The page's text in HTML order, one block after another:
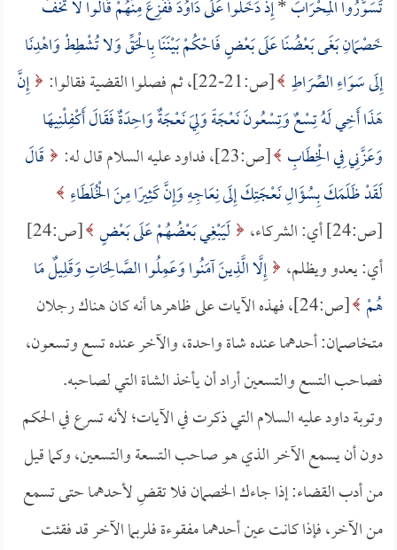
تَسَوَّرُوا الْمِحْرَابَ*إِذْ دَخَلُوا عَلَى دَاوُدَ فَفَزِعَ مِنْهُمْ قَالُوا لا تَخَفْ
خَصْمَانِ بَغَى بَعْضُنَا عَلَى بَعْضٍ فَاحْكُمْ بَيْنَنَا بِالْحَقِّ وَلا تُشْطِطْ وَاهْدِنَا
إِلَى سَوَاءِ الصِّرَاطِ [ص:21-22]، ثم فصلوا القضية فقالوا:
إِنَّ
هَذَا أَخِي لَهُ تِسْعٌ وَتِسْعُونَ نَعْجَةً وَلِيَ نَعْجَةٌ وَاحِدَةٌ فَقَالَ أَكْفِلْنِيهَا
وَعَزَّنِي فِي الْخِطَابِ [ص:23]، فداود عليه السلام قال له:
قَالَ
لَقَدْ ظَلَمَكَ بِسُؤَالِ نَعْجَتِكَ إِلَى نِعَاجِهِ وَإِنَّ كَثِيرًا مِنَ الْخُلَطَاءِ
[ص:24] أي: الشركاء،
لَيَبْغِي بَعْضُهُمْ عَلَى بَعْضٍ
[ص:24]
أي: يعدو ويظلم، إِلَّا الَّذِينَ آمَنُوا وَعَمِلُوا الصَّالِحَاتِ وَقَلِيلٌ مَا
هُمْ
[ص:24]، فهذه الآيات على ظاهرها أنه كان هناك رجلان
متخاصمان: أحدهما عنده شاة واحدة، والآخر عنده تسع وتسعون،
فصاحب التسع والتسعين أراد أن يأخذ الشاة التي لصاحبه.
وتوبة داود عليه السلام التي ذكرت في الآيات؛ لأنه تسرع في الحكم
دون أن يسمع الآخر الذي هو صاحب التسعة والتسعين، وكما قيل
من أدب القضاء: إذا جاءك الخصمان فلا تقضِ لأحدهما حتى تسمع
من الآخر، فإذا كانت عين أحدهما مفقوءة فلربما الآخر قد فقئت